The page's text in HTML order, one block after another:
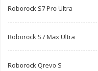
Roborock S7 Pro Ultra
Roborock S7 Max Ultra
Roborock Qrevo S